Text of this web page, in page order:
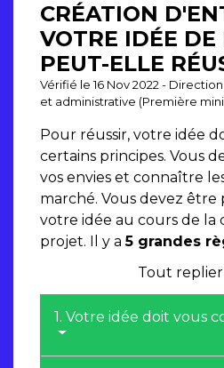
CRÉATION
VOTRE IDÉE DE
PEUT-ELLE
Vérifié le 16 Nov 2022 -
et administrative (Première
Pour réussir, votre idée
certains principes. Vous
vos envies et connaître
marché. Vous devez
votre idée au cours de la
projet. Il y a5 grandes
Tout replier
1. Votre idée doit vous